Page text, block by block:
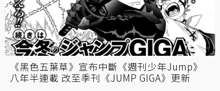
《黑色五葉草》宣布中斷《週刊少年Jump》
八年半連載 改至季刊《JUMP GIGA》更新